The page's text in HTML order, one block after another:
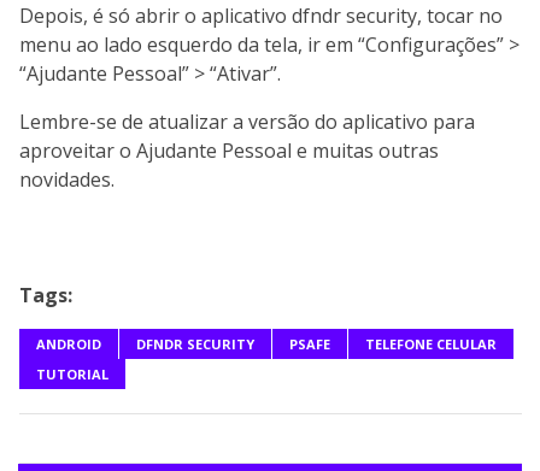
Depois, é só abrir o aplicativo dfndr security, tocar no
menu ao lado esquerdo da tela, ir em “Configurações” >
“Ajudante Pessoal” > “Ativar”.
Lembre-se de atualizar a versão do aplicativo para
aproveitar o Ajudante Pessoal e muitas outras
novidades.
Tags:
ANDROID DFNDR SECURITY PSAFE
TELEFONE CELULAR
TUTORIAL